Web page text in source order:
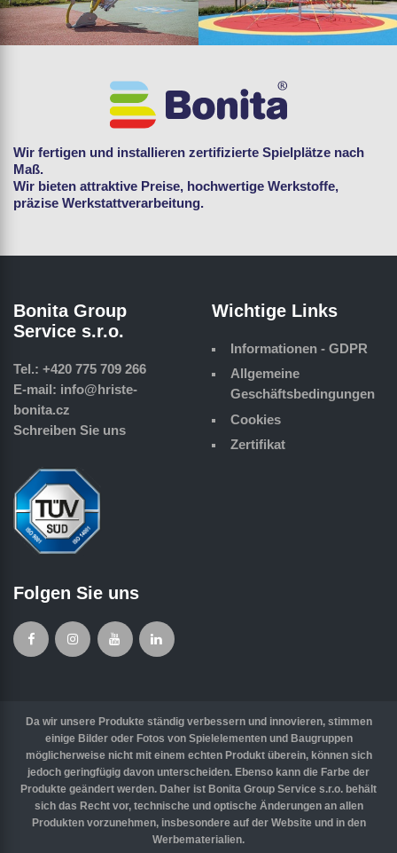
Wir fertigen und installieren zertifizierte Spielplätze nach
Maß.
Wir bieten attraktive Preise, hochwertige Werkstoffe,
präzise Werkstattverarbeitung.
Bonita Group
Service s.r.o.
Tel.: +420 775 709 266
E-mail: info@hriste-
bonita.cz
Schreiben Sie uns
Wichtige Links
Informationen - GDPR
Allgemeine
Geschäftsbedingungen
Cookies
Zertifikat
Folgen Sie uns
Da wir unsere Produkte ständig verbessern und innovieren, stimmen
einige Bilder oder Fotos von Spielelementen und Baugruppen
möglicherweise nicht mit einem echten Produkt überein, können sich
jedoch geringfügig davon unterscheiden. Ebenso kann die Farbe der
Produkte geändert werden. Daher ist Bonita Group Service s.r.o. behält
sich das Recht vor, technische und optische Änderungen an allen
Produkten vorzunehmen, insbesondere auf der Website und in den
Werbematerialien.